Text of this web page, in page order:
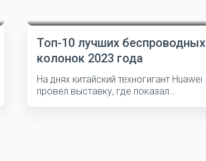
Топ-10 лучших беспроводных
колонок 2023 года
На днях китайский техногигант Huawei
провел выставку, где показал